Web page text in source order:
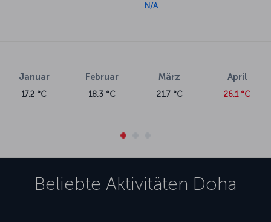
N/A
Januar
17.2 °C
Februar
18.3 °C
März
21.7 °C
April
26.1 °C
Beliebte Aktivitäten Doha